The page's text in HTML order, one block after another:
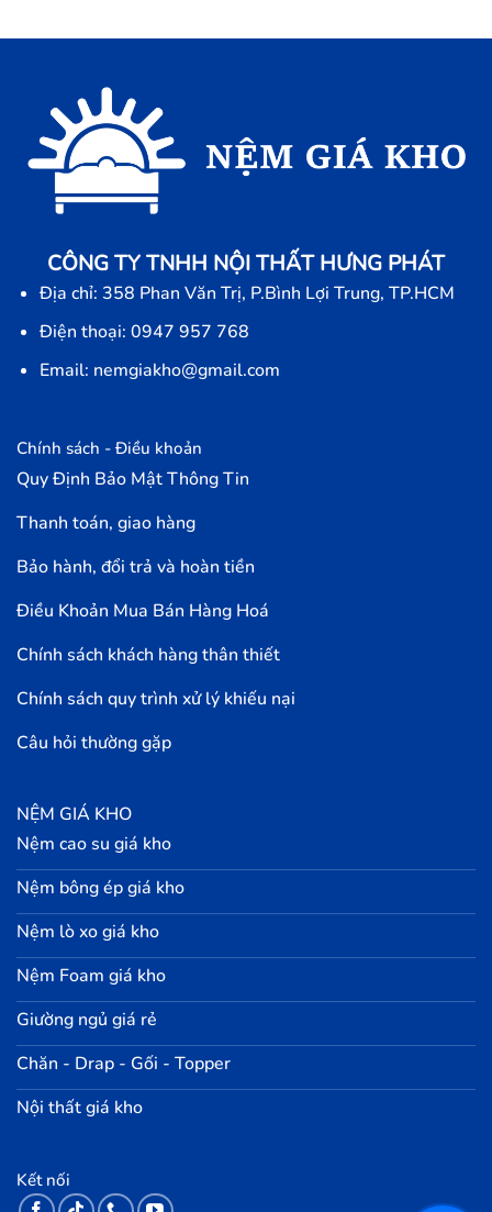
CÔNG TY TNHH NỘI THẤT HƯNG PHÁT
Địa chỉ: 358 Phan Văn Trị, P.Bình Lợi Trung, TP.HCM
Điện thoại: 0947 957 768
Email: nemgiakho@gmail.com
Chính sách - Điều khoản
Quy Định Bảo Mật Thông Tin
Thanh toán, giao hàng
Bảo hành, đổi trả và hoàn tiền
Điều Khoản Mua Bán Hàng Hoá
Chính sách khách hàng thân thiết
Chính sách quy trình xử lý khiếu nại
Câu hỏi thường gặp
NỆM GIÁ KHO
Nệm cao su giá kho
Nệm bông ép giá kho
Nệm lò xo giá kho
Nệm Foam giá kho
Giường ngủ giá rẻ
Chăn - Drap - Gối - Topper
Nội thất giá kho
Kết nối